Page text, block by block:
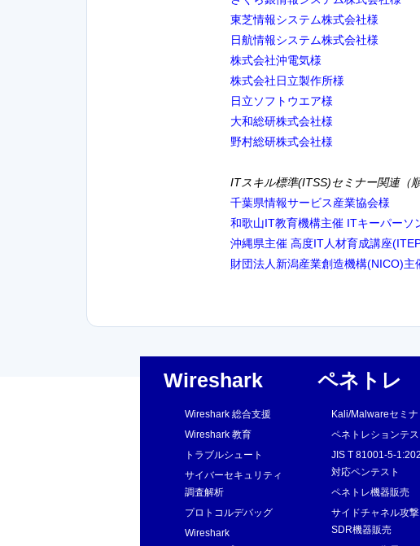
東芝情報システム株式会社様
日航情報システム株式会社様
株式会社沖電気様
株式会社日立製作所様
日立ソフトウエア様
大和総研株式会社様
野村総研株式会社様
ITスキル標準(ITSS)セミナー関連（順
千葉県情報サービス産業協会様
和歌山IT教育機構主催 ITキーパーソ
沖縄県主催 高度IT人材育成講座
財団法人新潟産業創造機構(NICO)
Wireshark
Wireshark 総合支援
Wireshark 教育
トラブルシュート
サイバーセキュリティ
調査解析
プロトコルデバッグ
Wireshark
ペネトレ
Kali/Malwareセミナ
ペネトレションテス
JIS T 81001-5-
対応ペンテスト
ペネトレ機器販売
サイドチャネル攻撃
SDR機器販売